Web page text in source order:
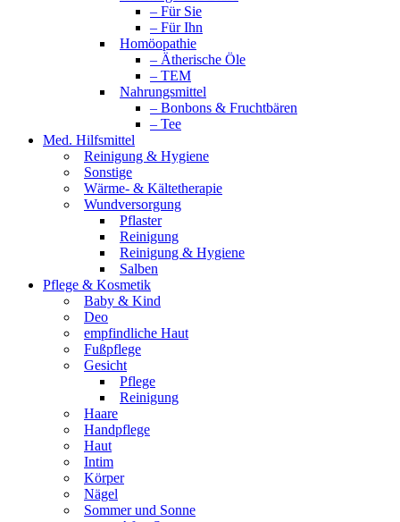
– Für Sie
– Für Ihn
Homöopathie
– Ätherische Öle
– TEM
Nahrungsmittel
– Bonbons & Fruchtbären
– Tee
Med. Hilfsmittel
Reinigung & Hygiene
Sonstige
Wärme- & Kältetherapie
Wundversorgung
Pflaster
Reinigung
Reinigung & Hygiene
Salben
Pflege & Kosmetik
Baby & Kind
Deo
empfindliche Haut
Fußpflege
Gesicht
Pflege
Reinigung
Haare
Handpflege
Haut
Intim
Körper
Nägel
Sommer und Sonne